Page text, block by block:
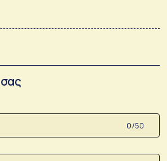
0 /50